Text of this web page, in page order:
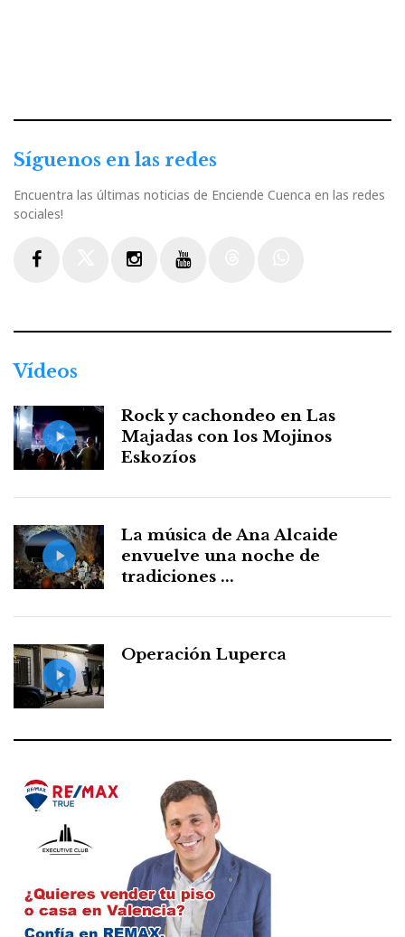
Síguenos en las redes
Encuentra las últimas noticias de Enciende Cuenca en las redes
sociales!
Vídeos
Rock y cachondeo en Las
Majadas con los Mojinos
Eskozíos
La música de Ana Alcaide
envuelve una noche de
tradiciones ...
Operación Luperca